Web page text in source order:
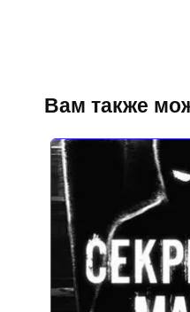
Вам также